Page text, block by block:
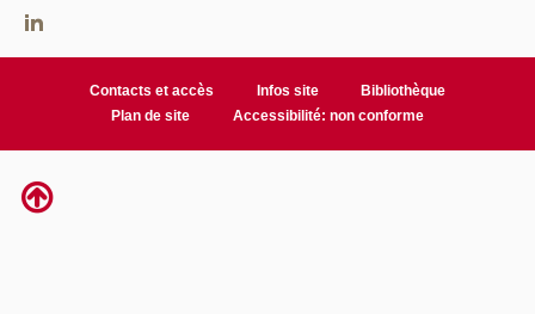
Contacts et accès Infos site
Bibliothèque
Plan de site
Accessibilité: non conforme